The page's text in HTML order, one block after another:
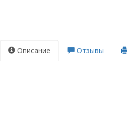
Описание Отзывы